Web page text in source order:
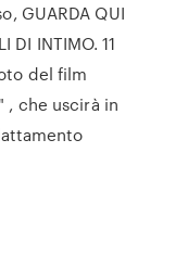
GUARDA QUI
DI INTIMO. 11
del film
, che uscirà in